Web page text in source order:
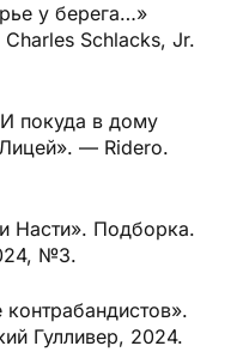
у берега…»
Schlacks, Jr.
покуда в дому
— Ridero.
Насти». Подборка.
№3.
Гулливер, 2024.